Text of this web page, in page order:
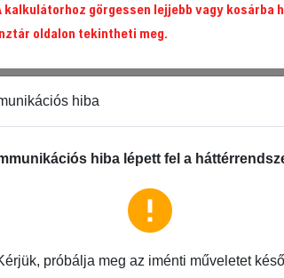
kalkulátorhoz görgessen lejjebb vagy kosárba
oldalon tekintheti meg.